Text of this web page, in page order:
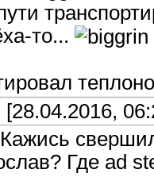
то...
[28.04.2016,
Где ad